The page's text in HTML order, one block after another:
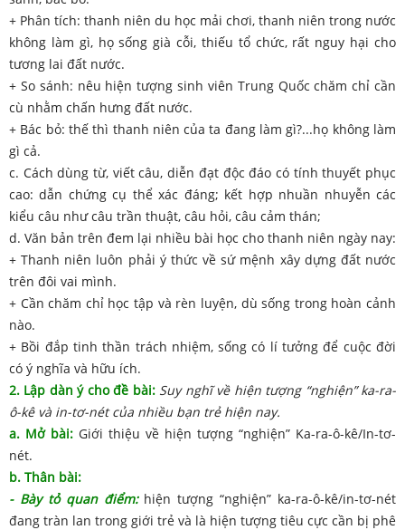
+ Phân tích: thanh niên du học mải chơi, thanh niên trong nước
không làm gì, họ sống già cỗi, thiếu tổ chức, rất nguy hại cho
tương lai đất nước.
+ So sánh: nêu hiện tượng sinh viên Trung Quốc chăm chỉ cần
cù nhằm chấn hưng đất nước.
+ Bác bỏ: thế thì thanh niên của ta đang làm gì?...họ không làm
gì cả.
c. Cách dùng từ, viết câu, diễn đạt độc đáo có tính thuyết phục
cao: dẫn chứng cụ thể xác đáng; kết hợp nhuần nhuyễn các
kiểu câu như câu trần thuật, câu hỏi, câu cảm thán;
d. Văn bản trên đem lại nhiều bài học cho thanh niên ngày nay:
+ Thanh niên luôn phải ý thức về sứ mệnh xây dựng đất nước
trên đôi vai mình.
+ Cần chăm chỉ học tập và rèn luyện, dù sống trong hoàn cảnh
nào.
+ Bồi đắp tinh thần trách nhiệm, sống có lí tưởng để cuộc đời
có ý nghĩa và hữu ích.
2. Lập dàn ý cho đề bài: Suy nghĩ về hiện tượng “nghiện” ka-ra-
ô-kê và in-tơ-nét của nhiều bạn trẻ hiện nay.
a. Mở bài: Giới thiệu về hiện tượng “nghiện” Ka-ra-ô-kê/In-tơ-
nét.
b. Thân bài:
- Bày tỏ quan điểm:hiện tượng “nghiện” ka-ra-ô-kê/in-tơ-nét
đang tràn lan trong giới trẻ và là hiện tượng tiêu cực cần bị phê